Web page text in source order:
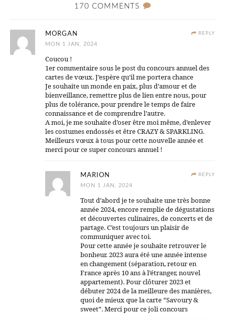
170 COMMENTS
REPLY
MORGAN
MON 1 JAN, 2024
Coucou !
1er commentaire sous le post du concours annuel des
cartes de vœux. J’espère qu’il me portera chance
Je souhaite un monde en paix, plus d’amour et de
bienveillance, remettre plus de lien entre nous, pour
plus de tolérance, pour prendre le temps de faire
connaissance et de comprendre l’autre.
A moi, je me souhaite d’oser être moi même, d’enlever
les costumes endossés et être CRAZY & SPARKLING.
Meilleurs vœux à tous pour cette nouvelle année et
merci pour ce super concours annuel !
REPLY
MARION
MON 1 JAN, 2024
Tout d’abord je te souhaite une très bonne
année 2024, encore remplie de dégustations
et découvertes culinaires, de concerts et de
partage. C’est toujours un plaisir de
communiquer avec toi.
Pour cette année je souhaite retrouver le
bonheur. 2023 aura été une année intense
en changement (séparation, retour en
France après 10 ans à l’étranger, nouvel
appartement). Pour clôturer 2023 et
débuter 2024 de la meilleure des manières,
quoi de mieux que la carte “Savoury &
sweet”. Merci pour ce joli concours